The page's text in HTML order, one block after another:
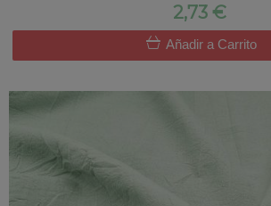
2,73 €
Añadir a Carrito